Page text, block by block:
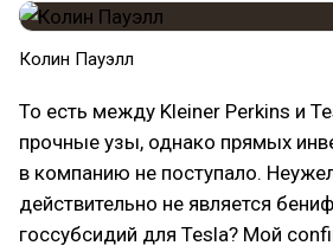
Колин Пауэлл
То есть между Kleiner Perkins и
прочные узы, однако прямых
в компанию не поступало.
действительно не является
госсубсидий для Tesla? Мой